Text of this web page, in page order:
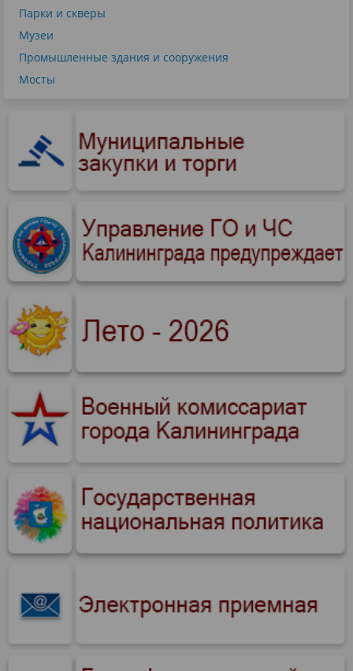
Парки и скверы
Музеи
Промышленные здания и сооружения
Мосты